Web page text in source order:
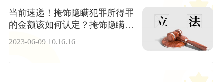
当前速递！掩饰隐瞒犯罪所得罪
的金额该如何认定？掩饰隐瞒犯
2023-06-09 10:16:16